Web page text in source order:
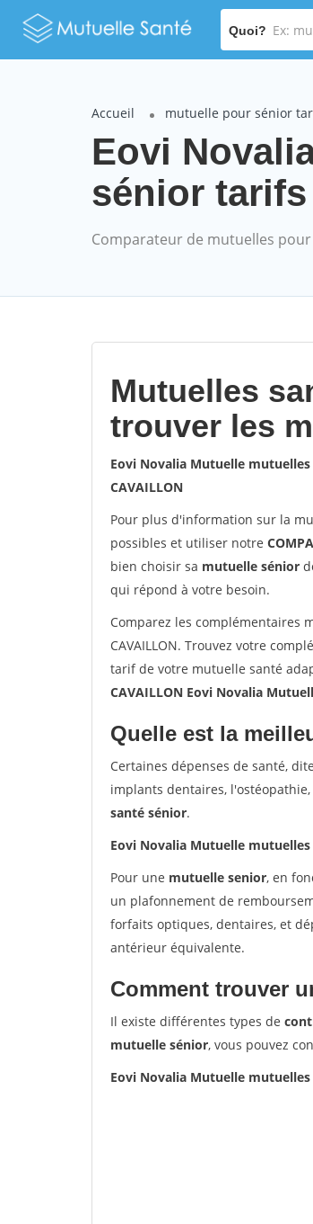
Quoi?
Accueil mutuelle pour sénior
Eovi
sénior tarifs
Comparateur de mutuelles
Mutuelles
trouver les
Eovi Novalia Mutuelle mutuelles
CAVAILLON
Pour plus d'information sur la
possibles et utiliser notre
bien choisir sa mutuelle sénior
qui répond à votre besoin.
Comparez les complémentaires
CAVAILLON. Trouvez votre
tarif de votre mutuelle santé
CAVAILLON Eovi Novalia
Quelle est la
Certaines dépenses de santé,
implants dentaires,
santé sénior.
Eovi Novalia Mutuelle mutuelles
Pour une mutuelle senior, en
un plafonnement de
forfaits optiques, dentaires, et
antérieur équivalente.
Comment trouver
Il existe différentes types de
mutuelle sénior, vous pouvez
Eovi Novalia Mutuelle mutuelles